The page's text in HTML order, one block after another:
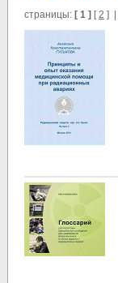
страницы: [ 1 ] [2 ] |